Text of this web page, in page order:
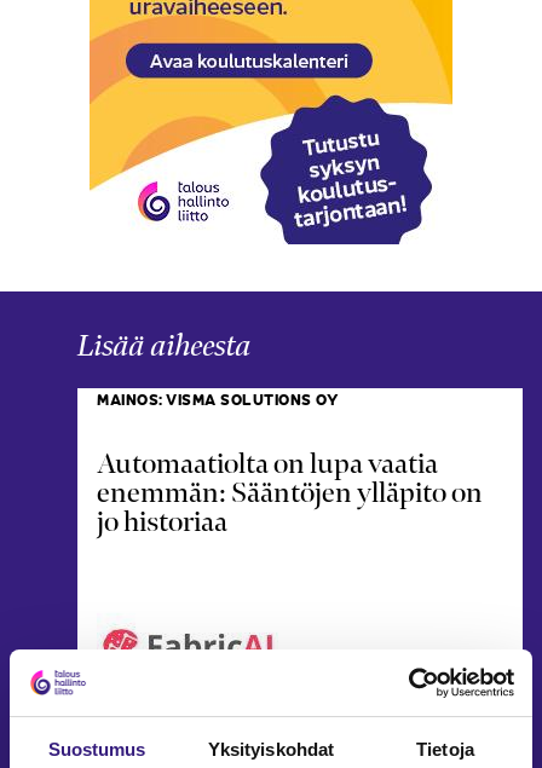
Suostumus Yksityiskohdat Tietoja
Lisää aiheesta
MAINOS: VISMA SOLUTIONS OY
Automaatiolta on lupa vaatia
enemmän: Sääntöjen ylläpito on
jo historiaa
21.11.2025